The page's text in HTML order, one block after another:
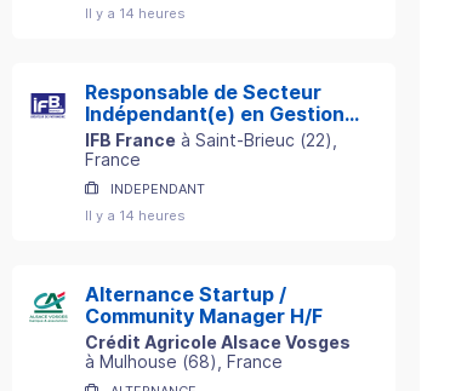
Il y a 14 heures
Responsable de Secteur
Indépendant(e) en Gestion
de Patrimoine
IFB France à Saint-Brieuc (22)
France
INDEPENDANT
Il y a 14 heures
Alternance Startup /
Community Manager H/F
Crédit Agricole Alsace Vosges
à Mulhouse (68) , France